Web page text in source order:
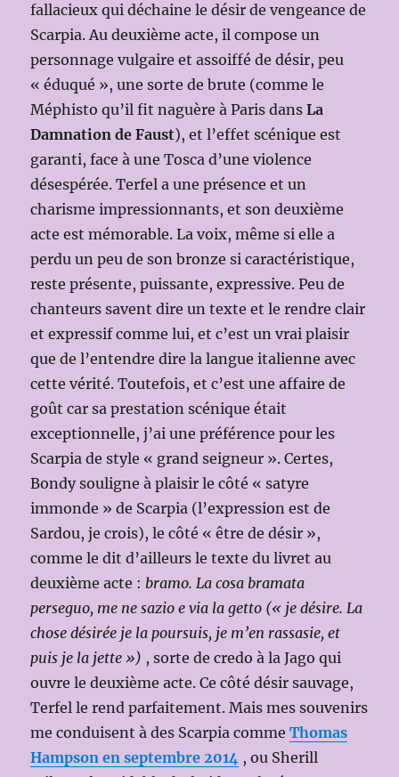
fallacieux qui déchaine le désir de vengeance de
Scarpia. Au deuxième acte, il compose un
personnage vulgaire et assoiffé de désir, peu
« éduqué », une sorte de brute (comme le
Méphisto qu’il fit naguère à Paris dansLa
Damnation de Faust), et l’effet scénique est
garanti, face à une Tosca d’une violence
désespérée. Terfel a une présence et un
charisme impressionnants, et son deuxième
acte est mémorable. La voix, même si elle a
perdu un peu de son bronze si caractéristique,
reste présente, puissante, expressive. Peu de
chanteurs savent dire un texte et le rendre clair
et expressif comme lui, et c’est un vrai plaisir
que de l’entendre dire la langue italienne avec
cette vérité. Toutefois, et c’est une affaire de
goût car sa prestation scénique était
exceptionnelle, j’ai une préférence pour les
Scarpia de style « grand seigneur ». Certes,
Bondy souligne à plaisir le côté « satyre
immonde » de Scarpia (l’expression est de
Sardou, je crois), le côté « être de désir »,
comme le dit d’ailleurs le texte du livret au
deuxième acte : bramo. La cosa bramata
perseguo, me ne sazio e via la getto (« je désire. La
chose désirée je la poursuis, je m’en rassasie, et
puis je la jette ») , sorte de credo à la Jago qui
ouvre le deuxième acte. Ce côté désir sauvage,
Terfel le rend parfaitement. Mais mes souvenirs
me conduisent à des Scarpia commeThomas
Hampson en septembre 2014 , ou Sherill